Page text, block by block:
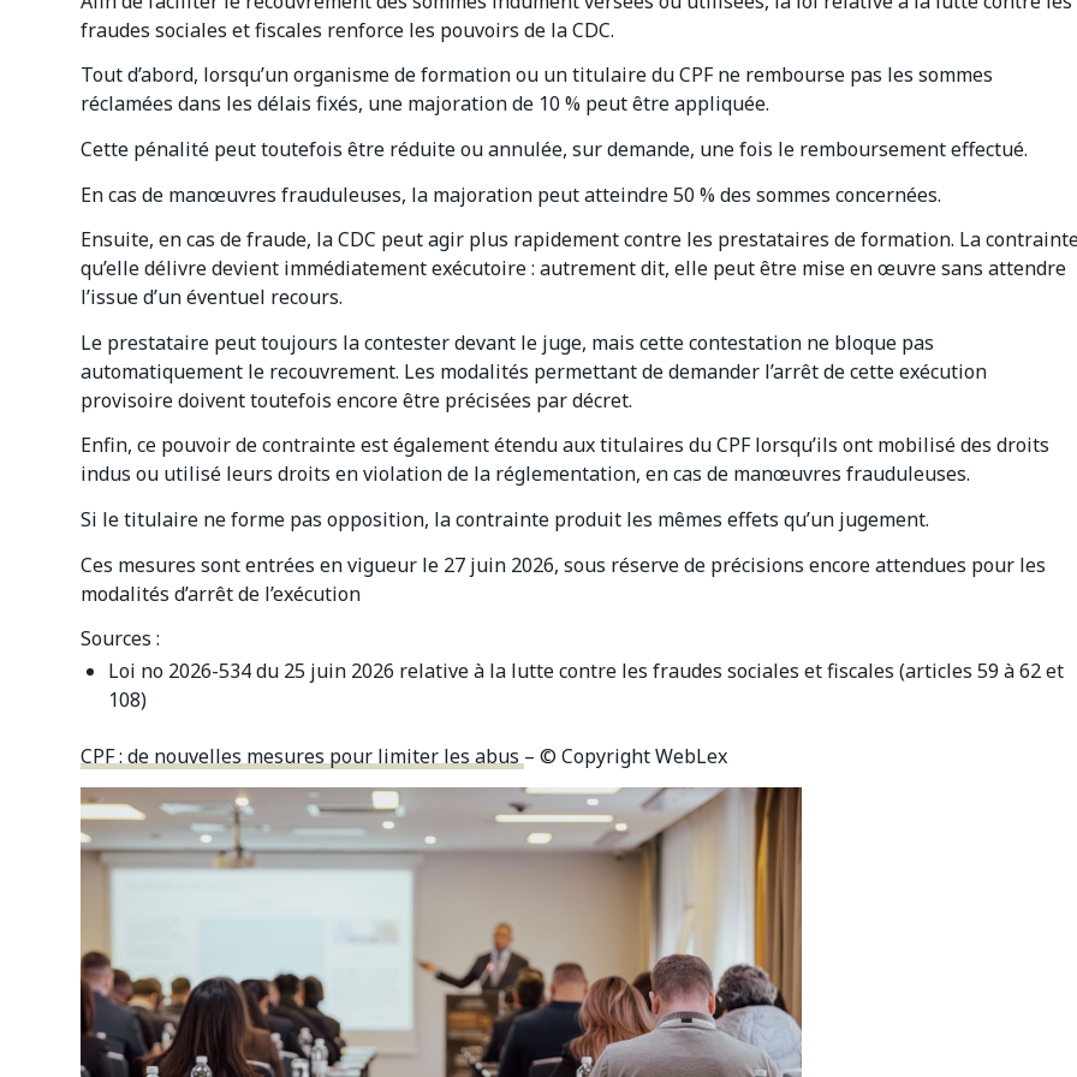
fraudes sociales et fiscales renforce les pouvoirs de la CDC.
Tout d’abord, lorsqu’un organisme de formation ou un titulaire du CPF ne rembourse pas les sommes
réclamées dans les délais fixés, une majoration de 10 % peut être appliquée.
Cette pénalité peut toutefois être réduite ou annulée, sur demande, une fois le remboursement effectué.
En cas de manœuvres frauduleuses, la majoration peut atteindre 50 % des sommes concernées.
Ensuite, en cas de fraude, la CDC peut agir plus rapidement contre les prestataires de formation. La
qu’elle délivre devient immédiatement exécutoire : autrement dit, elle peut être mise en œuvre sans attendre
l’issue d’un éventuel recours.
Le prestataire peut toujours la contester devant le juge, mais cette contestation ne bloque pas
automatiquement le recouvrement. Les modalités permettant de demander l’arrêt de cette exécution
provisoire doivent toutefois encore être précisées par décret.
Enfin, ce pouvoir de contrainte est également étendu aux titulaires du CPF lorsqu’ils ont mobilisé des droits
indus ou utilisé leurs droits en violation de la réglementation, en cas de manœuvres frauduleuses.
Si le titulaire ne forme pas opposition, la contrainte produit les mêmes effets qu’un jugement.
Ces mesures sont entrées en vigueur le 27 juin 2026, sous réserve de précisions encore attendues pour les
modalités d’arrêt de l’exécution
Sources :
Loi no 2026-534 du 25 juin 2026 relative à la lutte contre les fraudes sociales et fiscales (articles 59 à 62 et
108)
CPF : de nouvelles mesures pour limiter les abus – © Copyright WebLex